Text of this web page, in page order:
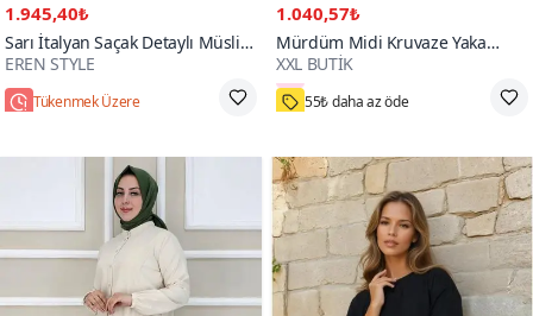
1.945,40₺
Sarı İtalyan Saçak Detaylı Müslin
Keteni Yırtmaçlı Bluz Elbise İkili
Takım
EREN STYLE
Tükenmek Üzere
1.040,57₺
Mürdüm Midi Kruvaze Yaka
Bağlama Detaylı Şifon Elbise
XXL BUTİK
3000+
55₺ daha az öde